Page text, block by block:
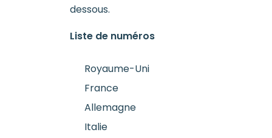
dessous.
Liste de numéros
Royaume-Uni
France
Allemagne
Italie